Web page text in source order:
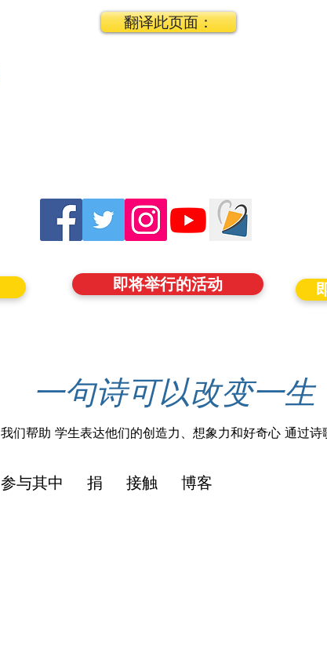
翻译此页面：
即将举行的活动
一句诗可以改变一生
我们帮助 学生表达他们的创造力、想象力和好奇心 通过诗
参与其中 捐 接触 博客